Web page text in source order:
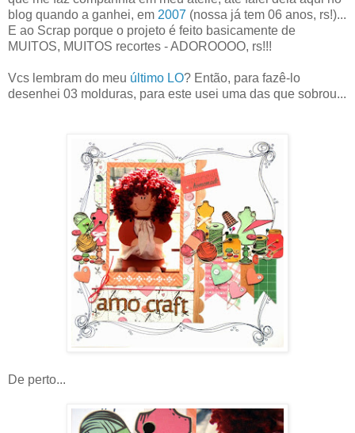
blog quando a ganhei, em 2007 (nossa já tem 06 anos, rs!)...
E ao Scrap porque o projeto é feito basicamente de
MUITOS, MUITOS recortes - ADOROOOO, rs!!!
Vcs lembram do meu último LO? Então, para fazê-lo
desenhei 03 molduras, para este usei uma das que sobrou...
De perto...